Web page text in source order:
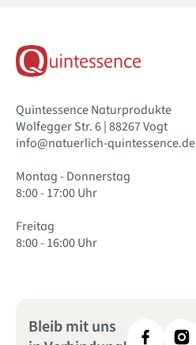
Quintessence Naturprodukte
Wolfegger Str. 6 | 88267 Vogt
info@natuerlich-quintessence.de
Montag - Donnerstag
8:00 - 17:00 Uhr
Freitag
8:00 - 16:00 Uhr
Bleib mit uns